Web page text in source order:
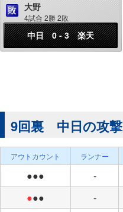
大野
4試合 2勝 2敗
中日 0 - 3 楽天
9回裏 中日の攻撃
アウトカウント ランナー
●●● -
●●● -